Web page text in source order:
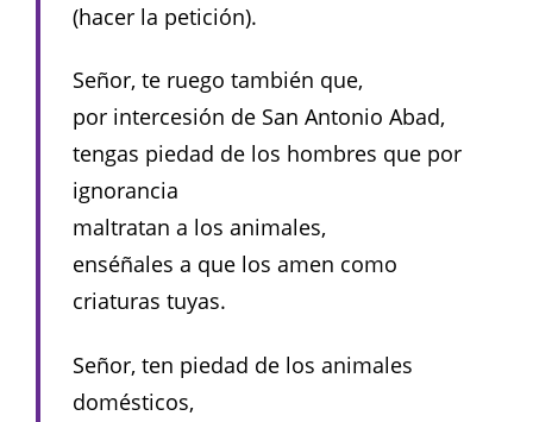
(hacer la petición).
Señor, te ruego también que,
por intercesión de San Antonio Abad,
tengas piedad de los hombres que por
ignorancia
maltratan a los animales,
enséñales a que los amen como
criaturas tuyas.
Señor, ten piedad de los animales
domésticos,